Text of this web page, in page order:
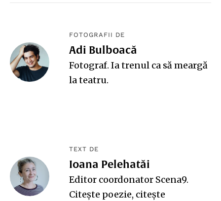
FOTOGRAFII DE
Adi Bulboacă
Fotograf. Ia trenul ca să meargă
la teatru.
TEXT DE
Ioana Pelehatăi
Editor coordonator Scena9.
Citește poezie, citește